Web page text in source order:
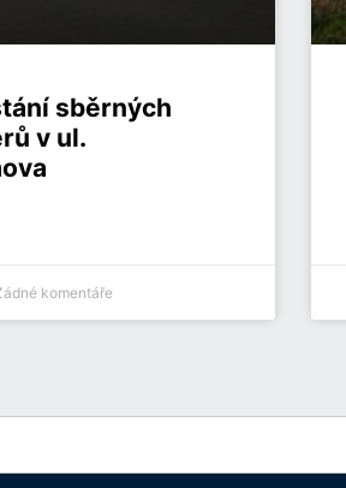
sběrných
v ul.
komentáře